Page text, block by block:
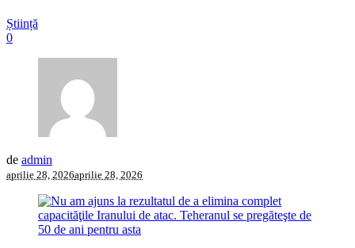
Știință
0
de admin
aprilie 28, 2026aprilie 28, 2026